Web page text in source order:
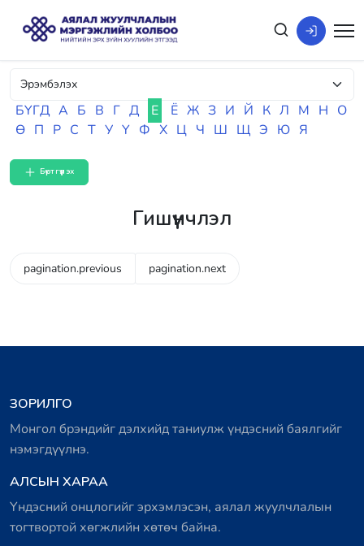
БҮГД А Б В Г Д Е Ё Ж З И Й К Л М Н О
Ө П Р С Т У Ү Ф Х Ц Ч Ш Щ Э Ю Я
Бүртгүүлэх
Гишүүнчлэл
pagination.previous pagination.next
ЗОРИЛГО
Монгол брэндийг дэлхийд таниулж үндэсний баялгийг
нэмэгдүүлнэ.
АЛСЫН ХАРАА
Үндэсний онцлогийг эрхэмлэсэн, аялал жуулчлалын
тогтвортой хөгжлийн хөтөч байна.